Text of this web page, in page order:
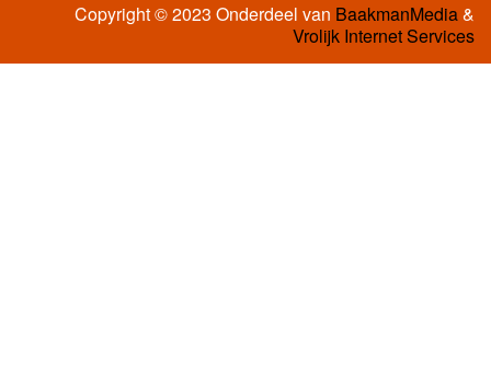
Copyright © 2023 Onderdeel van BaakmanMedia&
Vrolijk Internet Services